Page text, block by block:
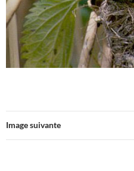
Image suivante